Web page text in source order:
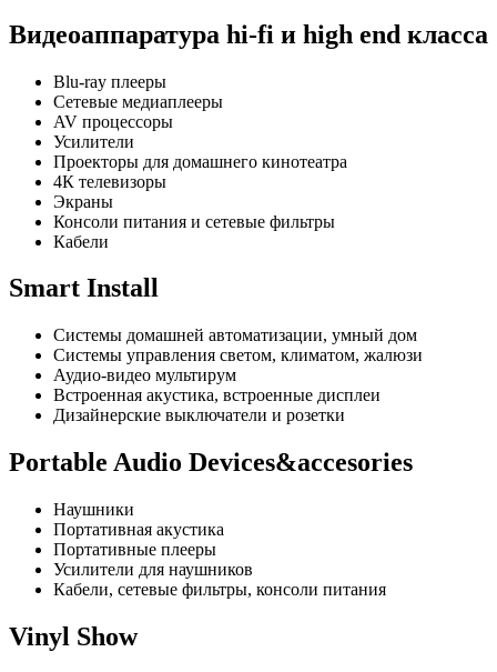
Видеоаппаратура hi-fi и high end класса
Blu-ray плееры
Сетевые медиаплееры
AV процессоры
Усилители
Проекторы для домашнего кинотеатра
4К телевизоры
Экраны
Консоли питания и сетевые фильтры
Кабели
Smart Install
Системы домашней автоматизации, умный дом
Системы управления светом, климатом, жалюзи
Аудио-видео мультирум
Встроенная акустика, встроенные дисплеи
Дизайнерские выключатели и розетки
Portable Audio Devices&accesories
Наушники
Портативная акустика
Портативные плееры
Усилители для наушников
Кабели, сетевые фильтры, консоли питания
Vinyl Show